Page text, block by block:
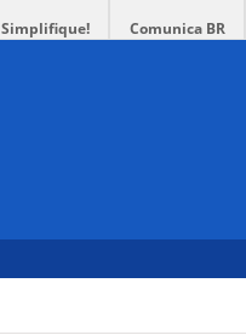
Simplifique! Comunica BR